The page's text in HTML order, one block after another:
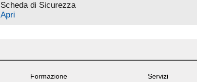
Scheda di Sicurezza
Apri
Formazione
Servizi